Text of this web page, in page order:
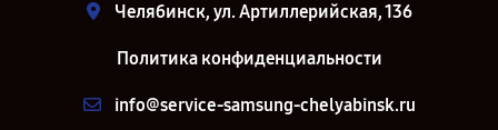
Челябинск, ул. Артиллерийская, 136
Политика конфиденциальности
info@service-samsung-chelyabinsk.ru